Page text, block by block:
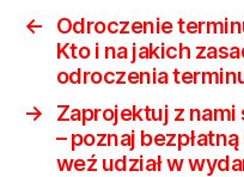
←
Odroczenie
Kto i na jakich
odroczenia
→
Zaprojektuj z
– poznaj
weź udział w